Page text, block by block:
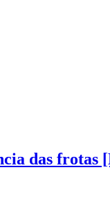
das frotas